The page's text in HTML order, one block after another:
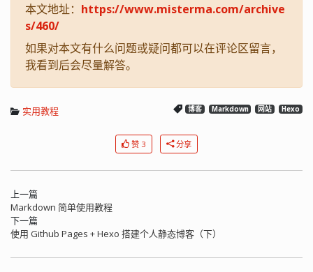
本文地址： https://www.misterma.com/archive
s/460/
如果对本文有什么问题或疑问都可以在评论区留言，
我看到后会尽量解答。
实用教程 博客 Markdown 网站 Hexo
赞 3 分享
上一篇
Markdown 简单使用教程
下一篇
使用 Github Pages + Hexo 搭建个人静态博客（下）